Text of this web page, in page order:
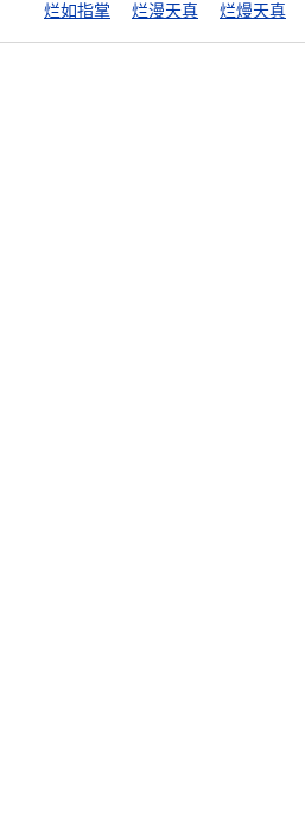
烂如指掌 烂漫天真 烂熳天真